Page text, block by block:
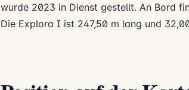
wurde 2023 in Dienst gestellt. An Bord
Die Explora I ist 247,50 m lang und